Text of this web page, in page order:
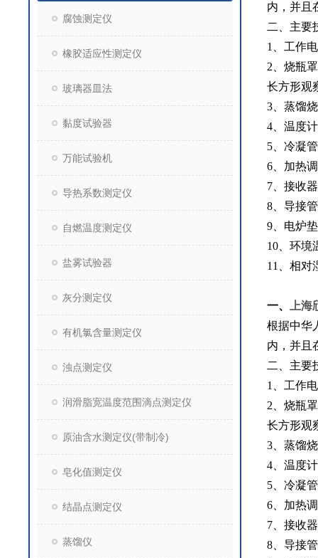
腐蚀测定仪
橡胶适应性测定仪
玻璃器皿法
黏度试验器
万能试验机
导热系数测定仪
自燃温度测定仪
盐雾试验器
灰分测定仪
有机氯含量测定仪
浊点测定仪
润滑脂宽温度范围滴点测定仪
原油含水测定仪(带制冷)
皂化值测定仪
结晶点测定仪
蒸馏仪
内，并且
二、主要
1、工作
2、烧瓶
长方形观
3、蒸馏
4、温度
5、冷凝
6、加热
7、接收
8、导接
9、电炉
10、环
11、相对
一、
上
根据中华
内，并且
二、主要
1、工作
2、烧瓶
长方形观
3、蒸馏
4、温度
5、冷凝
6、加热
7、接收
8、导接